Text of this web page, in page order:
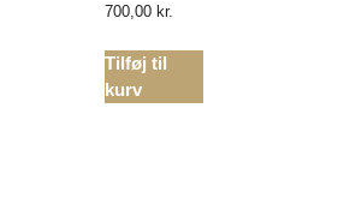
700,00 kr.
Tilføj til
kurv